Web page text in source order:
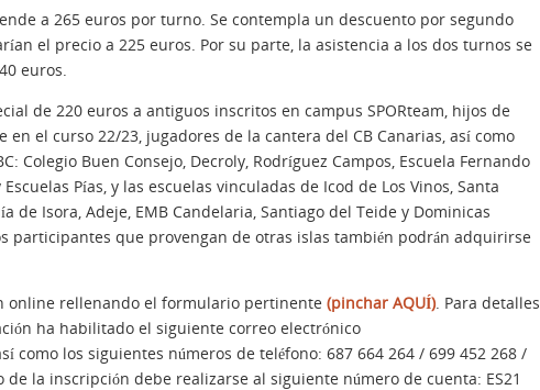
a 265 euros por turno. Se contempla un descuento por segundo
el precio a 225 euros. Por su parte, la asistencia a los dos turnos se
euros.
de 220 euros a antiguos inscritos en campus SPORteam, hijos de
en el curso 22/23, jugadores de la cantera del CB Canarias, así como
Colegio Buen Consejo, Decroly, Rodríguez Campos, Escuela Fernando
Escuelas Pías, y las escuelas vinculadas de Icod de Los Vinos, Santa
de Isora, Adeje, EMB Candelaria, Santiago del Teide y Dominicas
participantes que provengan de otras islas también podrán adquirirse
online rellenando el formulario pertinente (pinchar AQUÍ). Para detalles
ha habilitado el siguiente correo electrónico
como los siguientes números de teléfono: 687 664 264 / 699 452 268 /
de la inscripción debe realizarse al siguiente número de cuenta: ES21